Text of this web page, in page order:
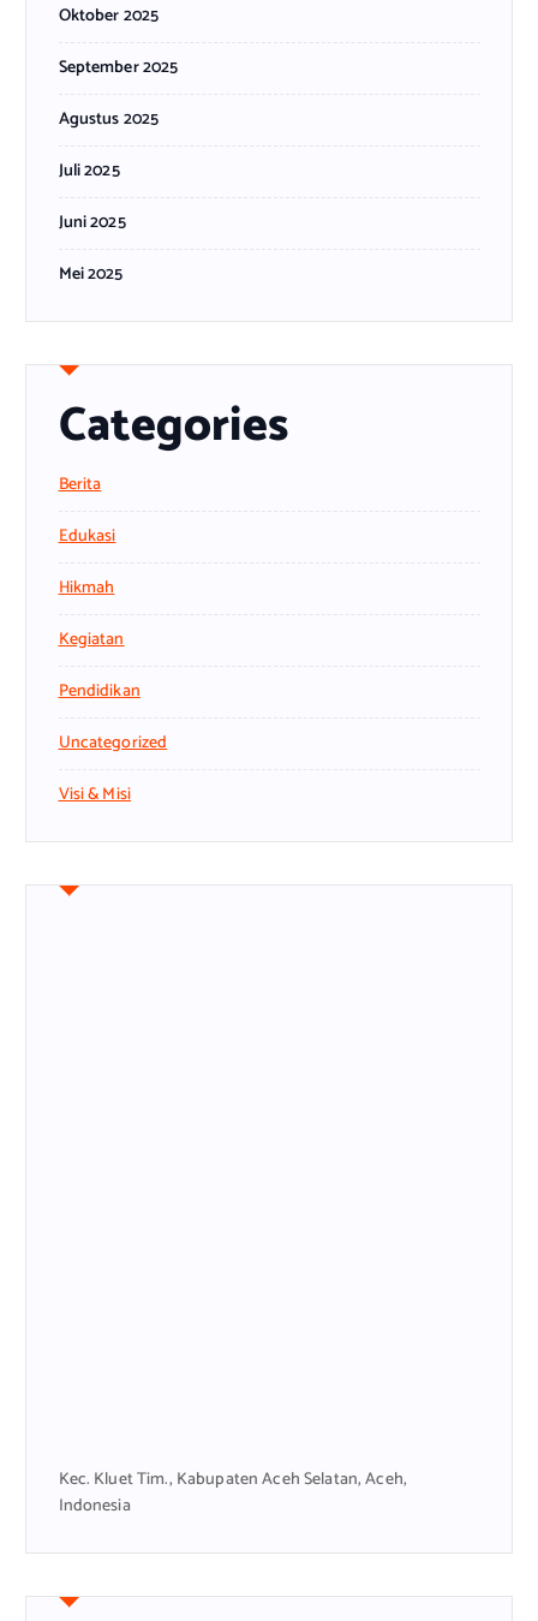
Oktober 2025
September 2025
Agustus 2025
Juli 2025
Juni 2025
Mei 2025
Categories
Berita
Edukasi
Hikmah
Kegiatan
Pendidikan
Uncategorized
Visi & Misi
Kec. Kluet Tim., Kabupaten Aceh Selatan, Aceh,
Indonesia